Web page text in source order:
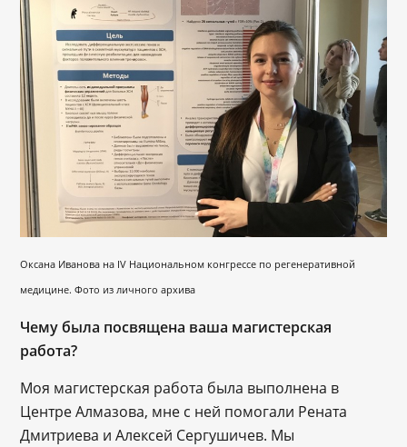
Оксана Иванова на IV Национальном конгрессе по регенеративной
медицине. Фото из личного архива
Чему была посвящена ваша магистерская
работа?
Моя магистерская работа была выполнена в
Центре Алмазова, мне с ней помогали Рената
Дмитриева и Алексей Сергушичев. Мы